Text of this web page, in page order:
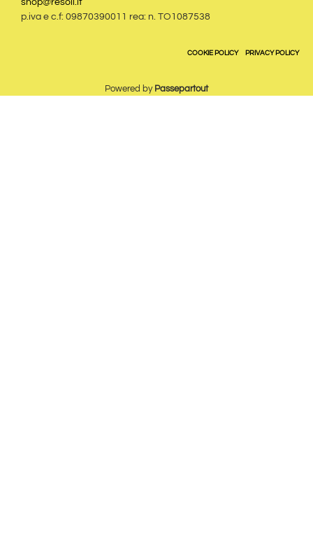
shop@resoil.it
p.iva e c.f: 09870390011 rea: n. TO1087538
COOKIE POLICY PRIVACY POLICY
Powered by Passepartout